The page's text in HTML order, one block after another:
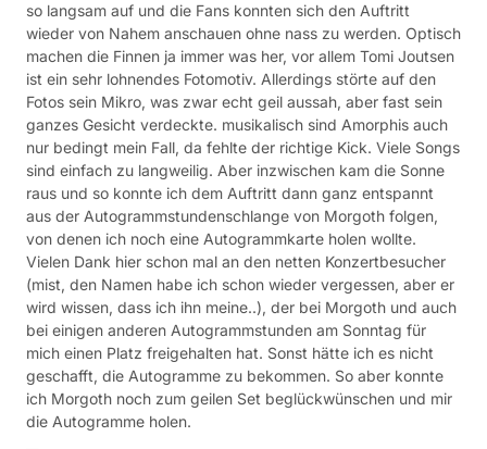
so langsam auf und die Fans konnten sich den Auftritt
wieder von Nahem anschauen ohne nass zu werden. Optisch
machen die Finnen ja immer was her, vor allem Tomi Joutsen
ist ein sehr lohnendes Fotomotiv. Allerdings störte auf den
Fotos sein Mikro, was zwar echt geil aussah, aber fast sein
ganzes Gesicht verdeckte. musikalisch sind Amorphis auch
nur bedingt mein Fall, da fehlte der richtige Kick. Viele Songs
sind einfach zu langweilig. Aber inzwischen kam die Sonne
raus und so konnte ich dem Auftritt dann ganz entspannt
aus der Autogrammstundenschlange von Morgoth folgen,
von denen ich noch eine Autogrammkarte holen wollte.
Vielen Dank hier schon mal an den netten Konzertbesucher
(mist, den Namen habe ich schon wieder vergessen, aber er
wird wissen, dass ich ihn meine..), der bei Morgoth und auch
bei einigen anderen Autogrammstunden am Sonntag für
mich einen Platz freigehalten hat. Sonst hätte ich es nicht
geschafft, die Autogramme zu bekommen. So aber konnte
ich Morgoth noch zum geilen Set beglückwünschen und mir
die Autogramme holen.